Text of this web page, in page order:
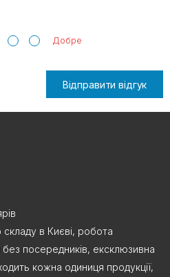
Добре
Відправити відгук
в Києві, робота
посередників, ексклюзивна
кожна одиниця продукції,